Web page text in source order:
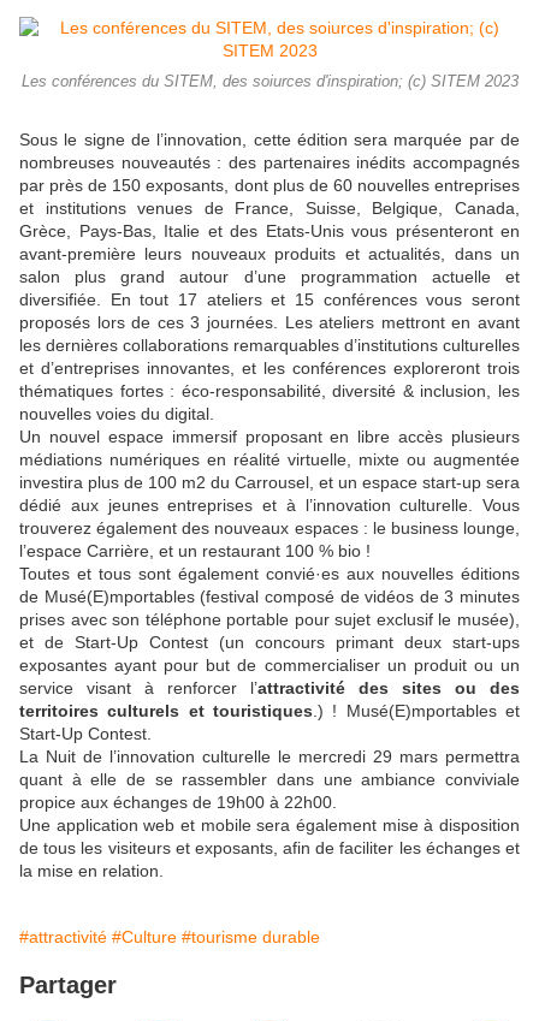
Les conférences du SITEM, des soiurces d'inspiration; (c) SITEM 2023
Sous le signe de l’innovation, cette édition sera marquée par de
nombreuses nouveautés : des partenaires inédits accompagnés
par près de 150 exposants, dont plus de 60 nouvelles entreprises
et institutions venues de France, Suisse, Belgique, Canada,
Grèce, Pays-Bas, Italie et des Etats-Unis vous présenteront en
avant-première leurs nouveaux produits et actualités, dans un
salon plus grand autour d’une programmation actuelle et
diversifiée. En tout 17 ateliers et 15 conférences vous seront
proposés lors de ces 3 journées. Les ateliers mettront en avant
les dernières collaborations remarquables d’institutions culturelles
et d’entreprises innovantes, et les conférences exploreront trois
thématiques fortes : éco-responsabilité, diversité & inclusion, les
nouvelles voies du digital.
Un nouvel espace immersif proposant en libre accès plusieurs
médiations numériques en réalité virtuelle, mixte ou augmentée
investira plus de 100 m2 du Carrousel, et un espace start-up sera
dédié aux jeunes entreprises et à l’innovation culturelle. Vous
trouverez également des nouveaux espaces : le business lounge,
l’espace Carrière, et un restaurant 100 % bio !
Toutes et tous sont également convié·es aux nouvelles éditions
de Musé(E)mportables (festival composé de vidéos de 3 minutes
prises avec son téléphone portable pour sujet exclusif le musée),
et de Start-Up Contest (un concours primant deux start-ups
exposantes ayant pour but de commercialiser un produit ou un
service visant à renforcer l’attractivité des sites ou des
territoires culturels et touristiques .) ! Musé(E)mportables et
Start-Up Contest.
La Nuit de l’innovation culturelle le mercredi 29 mars permettra
quant à elle de se rassembler dans une ambiance conviviale
propice aux échanges de 19h00 à 22h00.
Une application web et mobile sera également mise à disposition
de tous les visiteurs et exposants, afin de faciliter les échanges et
la mise en relation.
#attractivité #Culture #tourisme durable
Partager